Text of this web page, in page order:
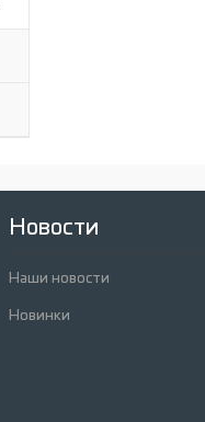
Новости
Наши новости
Новинки